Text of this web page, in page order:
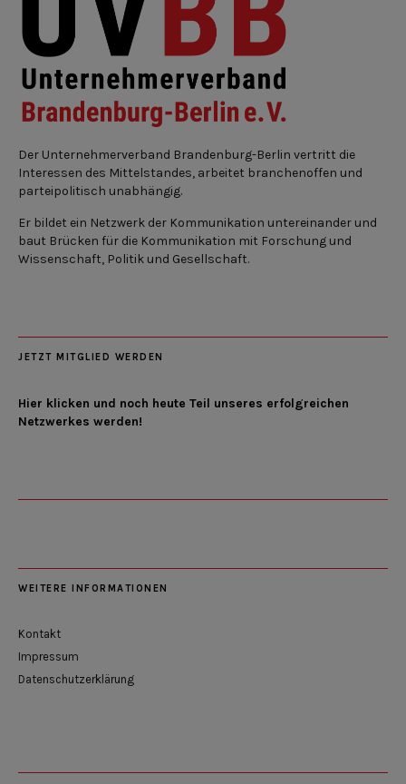
Der Unternehmerverband Brandenburg-Berlin vertritt die
Interessen des Mittelstandes, arbeitet branchenoffen und
parteipolitisch unabhängig.
Er bildet ein Netzwerk der Kommunikation untereinander und
baut Brücken für die Kommunikation mit Forschung und
Wissenschaft, Politik und Gesellschaft.
JETZT MITGLIED WERDEN
Hier klicken und noch heute Teil unseres erfolgreichen
Netzwerkes werden!
WEITERE INFORMATIONEN
Kontakt
Impressum
Datenschutzerklärung